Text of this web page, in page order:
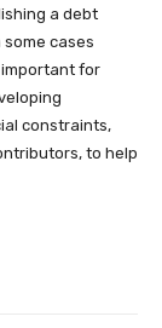
a debt
cases
important for
constraints,
to help